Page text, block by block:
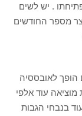
. יש לשים
מספר החודשים
הופך לאובססיה
עוד אלפי
בנבחי הגבות